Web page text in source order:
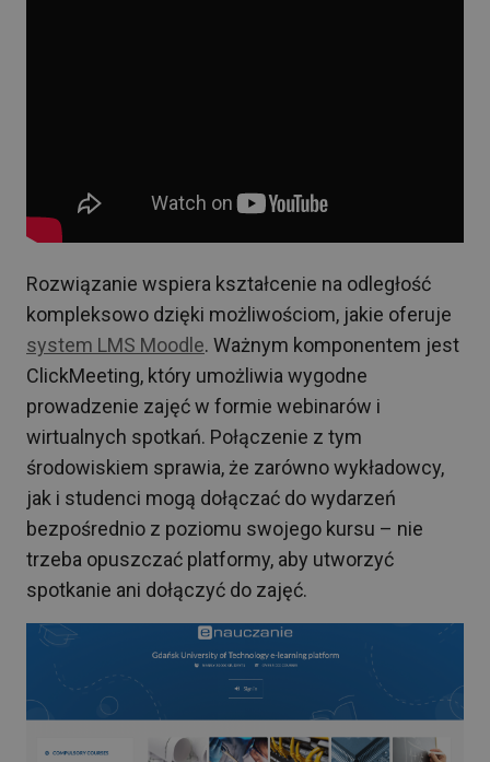
Rozwiązanie wspiera kształcenie na odległość
kompleksowo dzięki możliwościom, jakie oferuje
system LMS Moodle. Ważnym komponentem jest
ClickMeeting, który umożliwia wygodne
prowadzenie zajęć w formie webinarów i
wirtualnych spotkań. Połączenie z tym
środowiskiem sprawia, że zarówno wykładowcy,
jak i studenci mogą dołączać do wydarzeń
bezpośrednio z poziomu swojego kursu – nie
trzeba opuszczać platformy, aby utworzyć
spotkanie ani dołączyć do zajęć.